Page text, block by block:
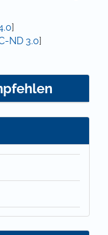
]
ND 3.0]